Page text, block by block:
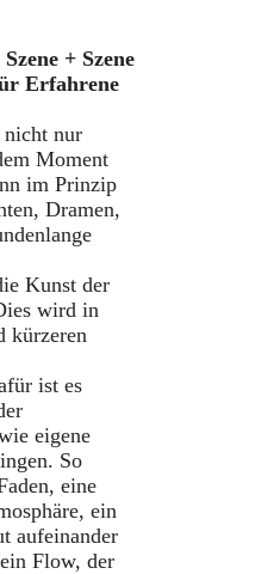
+ Szene
Erfahrene
nicht nur
Moment
im Prinzip
Dramen,
Kunst der
wird in
kürzeren
ist es
eigene
So
eine
ein
aufeinander
Flow, der